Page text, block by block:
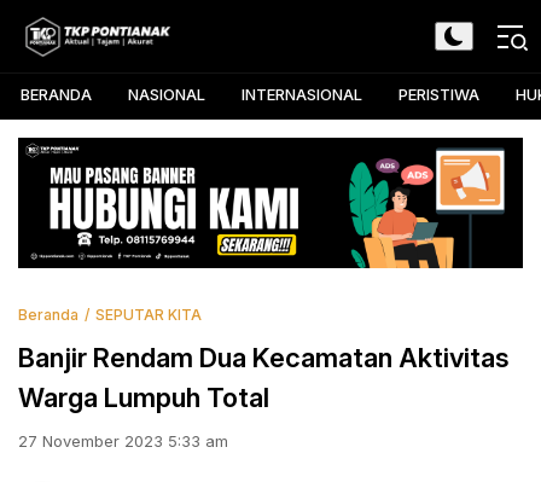
TKP Pontianak
Aktual, Tajam, dan Akurat
BERANDA NASIONAL INTERNASIONAL PERISTIWA
Beranda SEPUTAR KITA
Banjir Rendam Dua Kecamatan Aktivitas
Warga Lumpuh Total
27 November 2023 5:33 am